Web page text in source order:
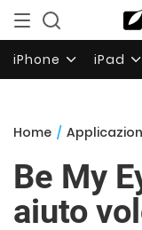
iPhone iPad
Home /
Be My
aiuto